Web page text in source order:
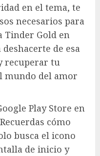
en el tema, te
necesarios para
Tinder Gold en
de esa
recuperar tu
mundo del amor
Play Store en
cómo
busca el icono
de inicio y